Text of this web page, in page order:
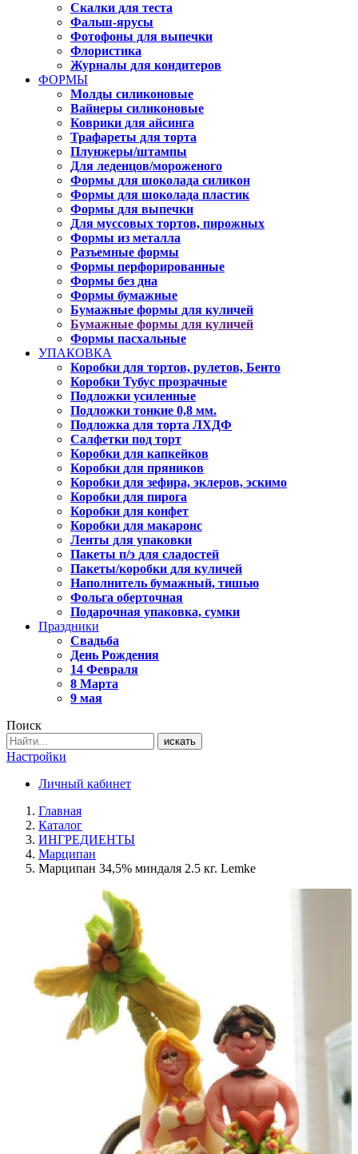
Скалки для теста
Фальш-ярусы
Фотофоны для выпечки
Флористика
Журналы для кондитеров
ФОРМЫ
Молды силиконовые
Вайнеры силиконовые
Коврики для айсинга
Трафареты для торта
Плунжеры/штампы
Для леденцов/мороженого
Формы для шоколада силикон
Формы для шоколада пластик
Формы для выпечки
Для муссовых тортов, пирожных
Формы из металла
Разъемные формы
Формы перфорированные
Формы без дна
Формы бумажные
Бумажные формы для куличей
Бумажные формы для куличей
Формы пасхальные
УПАКОВКА
Коробки для тортов, рулетов, Бенто
Коробки Тубус прозрачные
Подложки усиленные
Подложки тонкие 0,8 мм.
Подложка для торта ЛХДФ
Салфетки под торт
Коробки для капкейков
Коробки для пряников
Коробки для зефира, эклеров, эскимо
Коробки для пирога
Коробки для конфет
Коробки для макаронс
Ленты для упаковки
Пакеты п/э для сладостей
Пакеты/коробки для куличей
Наполнитель бумажный, тишью
Фольга оберточная
Подарочная упаковка, сумки
Праздники
Свадьба
День Рождения
14 Февраля
8 Марта
9 мая
Поиск
искать
Настройки
Личный кабинет
Главная
Каталог
ИНГРЕДИЕНТЫ
Марципан
Марципан 34,5% миндаля 2.5 кг. Lemke